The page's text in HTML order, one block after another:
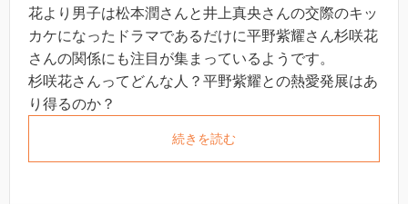
花より男子は松本潤さんと井上真央さんの交際のキッ
カケになったドラマであるだけに平野紫耀さん杉咲花
さんの関係にも注目が集まっているようです。
杉咲花さんってどんな人？平野紫耀との熱愛発展はあ
り得るのか？
続きを読む